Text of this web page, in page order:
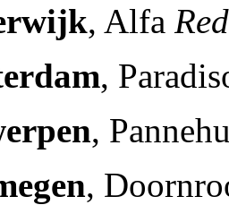
, Alfa
,
,
,